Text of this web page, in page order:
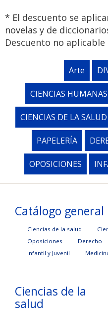
* El descuento se
novelas y de
Descuento no
Arte
CIENCIAS HUMANAS
CIENCIAS DE LA SALUD
PAPELERÍA
OPOSICIONES
Catálogo general
Ciencias de la salud
Oposiciones
Derecho
Infantil y Juvenil
Ciencias de la
salud